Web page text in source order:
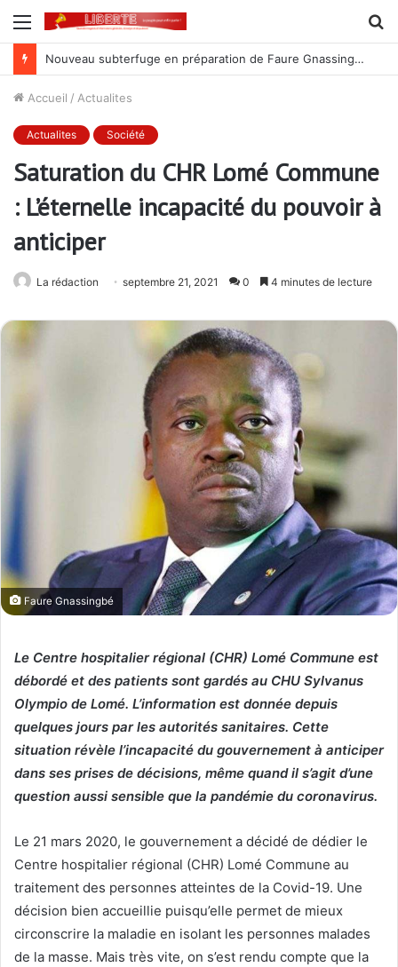
Menu
Nouveau subterfuge en préparation de Faure Gnassingbé pour ne jamais partir ; les Togolais disent non et sont vent debout
Accueil / Actualites
Actualites Société
Saturation du CHR Lomé Commune
: L’éternelle incapacité du pouvoir à
anticiper
La rédaction septembre 21, 2021 0 4 minutes de lecture
Faure Gnassingbé
Le Centre hospitalier régional (CHR) Lomé Commune est
débordé et des patients sont gardés au CHU Sylvanus
Olympio de Lomé. L’information est donnée depuis
quelques jours par les autorités sanitaires. Cette
situation révèle l’incapacité du gouvernement à anticiper
dans ses prises de décisions, même quand il s’agit d’une
question aussi sensible que la pandémie du coronavirus.
Le 21 mars 2020, le gouvernement a décidé de dédier le
Centre hospitalier régional (CHR) Lomé Commune au
traitement des personnes atteintes de la Covid-19. Une
décision bien accueillie puisqu’elle permet de mieux
circonscrire la maladie en isolant les personnes malades
de la masse. Mais très vite, on s’est rendu compte que la